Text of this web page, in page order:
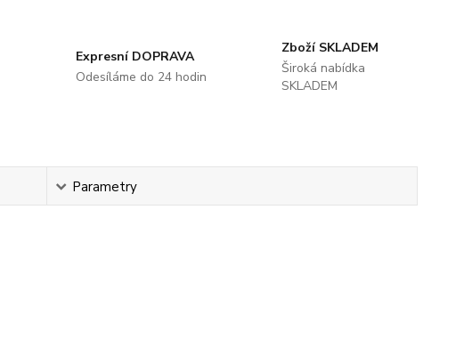
Expresní DOPRAVA
Odesíláme do 24 hodin
Zboží SKLADEM
Široká nabídka
SKLADEM
Parametry